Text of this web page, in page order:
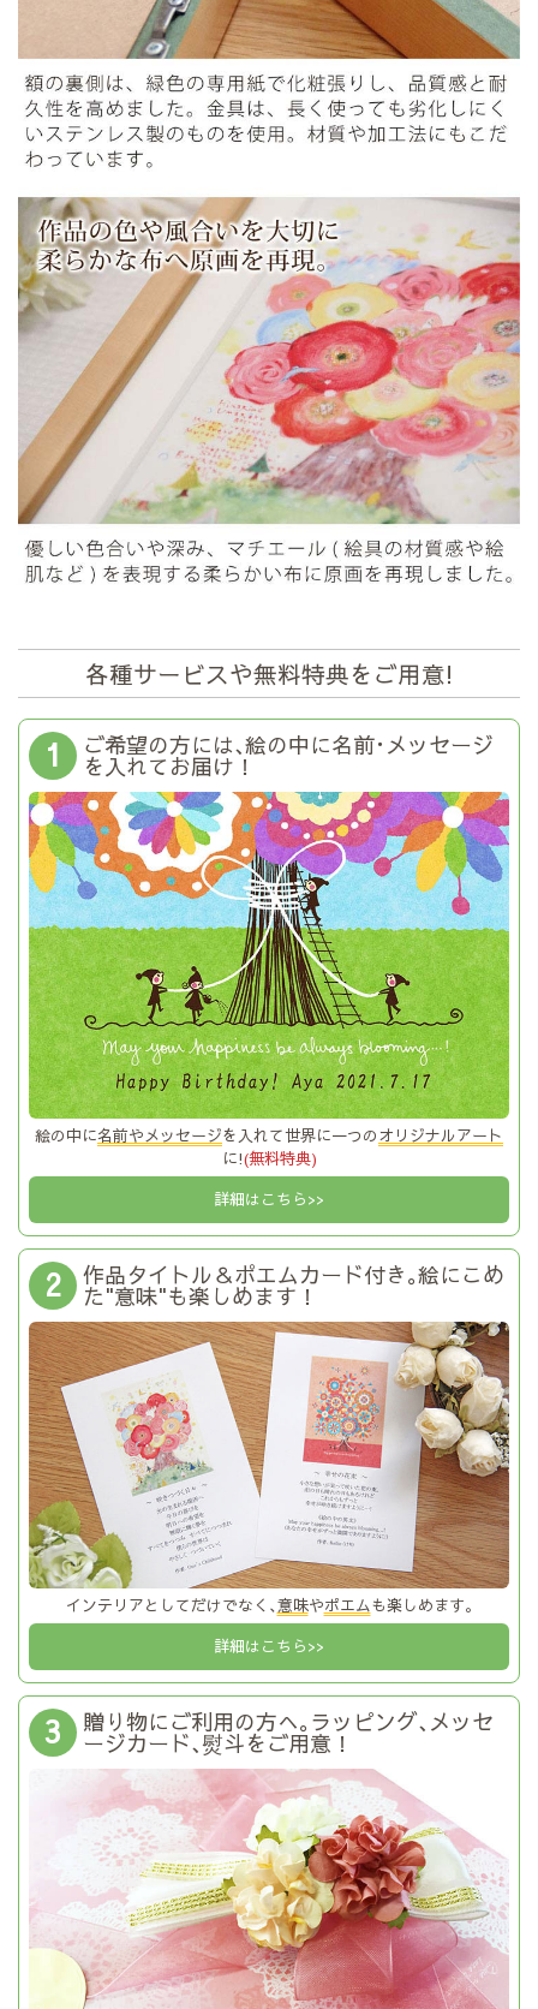
各種サービスや無料特典をご用意!
1 ご希望の方には､絵の中に名前･メッセージ
を入れてお届け！
絵の中に名前やメッセージを入れて世界に一つのオリジナルアート
に!(無料特典)
詳細はこちら>>
2 作品タイトル＆ポエムカード付き｡絵にこめ
た"意味"も楽しめます！
インテリアとしてだけでなく､意味やポエムも楽しめます｡
詳細はこちら>>
3 贈り物にご利用の方へ｡ラッピング､メッセ
ージカード､熨斗をご用意！